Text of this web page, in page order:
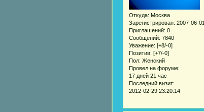
Откуда: Москва
Зарегистрирован: 2007-06-01
Приглашений: 0
Сообщений: 7840
Уважение: [+8/-0]
Позитив: [+7/-0]
Пол: Женский
Провел на форуме:
17 дней 21 час
Последний визит:
2012-02-29 23:20:14